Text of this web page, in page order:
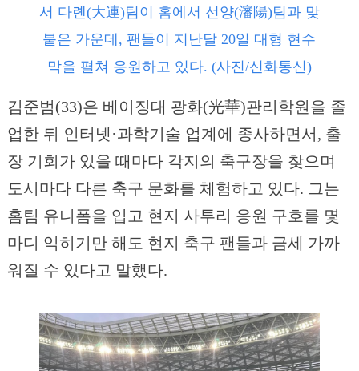
서 다롄(大連)팀이 홈에서 선양(瀋陽)팀과 맞
붙은 가운데, 팬들이 지난달 20일 대형 현수
막을 펼쳐 응원하고 있다. (사진/신화통신)
김준범(33)은 베이징대 광화(光華)관리학원을 졸
업한 뒤 인터넷·과학기술 업계에 종사하면서, 출
장 기회가 있을 때마다 각지의 축구장을 찾으며
도시마다 다른 축구 문화를 체험하고 있다. 그는
홈팀 유니폼을 입고 현지 사투리 응원 구호를 몇
마디 익히기만 해도 현지 축구 팬들과 금세 가까
워질 수 있다고 말했다.